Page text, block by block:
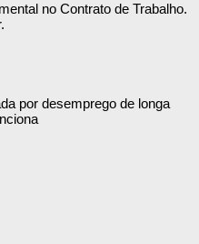
no Contrato de Trabalho.
por desemprego de longa